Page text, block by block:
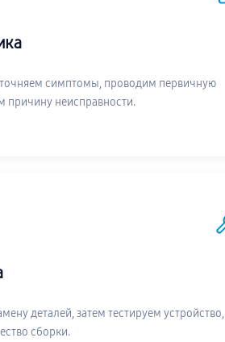
симптомы, проводим первичную
причину неисправности.
деталей, затем тестируем устройство,
сборки.